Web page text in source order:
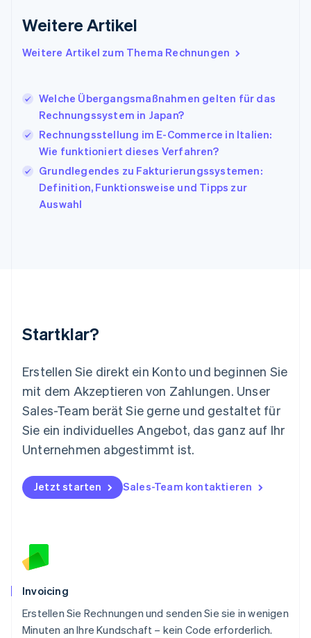
Weitere Artikel
Weitere Artikel zum Thema Rechnungen
Welche Übergangsmaßnahmen gelten für das
Rechnungssystem in Japan?
Rechnungsstellung im E-Commerce in Italien:
Wie funktioniert dieses Verfahren?
Grundlegendes zu Fakturierungssystemen:
Definition, Funktionsweise und Tipps zur
Auswahl
Startklar?
Erstellen Sie direkt ein Konto und beginnen Sie
mit dem Akzeptieren von Zahlungen. Unser
Sales-Team berät Sie gerne und gestaltet für
Sie ein individuelles Angebot, das ganz auf Ihr
Unternehmen abgestimmt ist.
Jetzt starten Sales-Team kontaktieren
Invoicing
Erstellen Sie Rechnungen und senden Sie sie in wenigen
Minuten an Ihre Kundschaft – kein Code erforderlich.
English
Italien
Italiano English
EnglishFrançais
Kroatien
EnglishItaliano
Lettland
Liechtenstein
DeutschEnglish
Litauen
Español English
Niederlande
NederlandsEnglish
English
Österreich
Deutsch
Polen
Portugal
PortuguêsEnglish
Schweden
Schweiz
Singapur
English简体中文
Slowakei